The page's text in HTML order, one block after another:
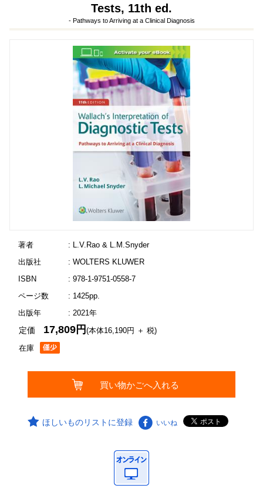
Tests, 11th ed.
- Pathways to Arriving at a Clinical Diagnosis
著者
: L.V.Rao & L.M.Snyder
出版社
: WOLTERS KLUWER
ISBN
: 978-1-9751-0558-7
ページ数
: 1425pp.
出版年
: 2021年
在庫
定価 17,809円(本体16,190円 ＋ 税)
ほしいものリストに登録 いいね